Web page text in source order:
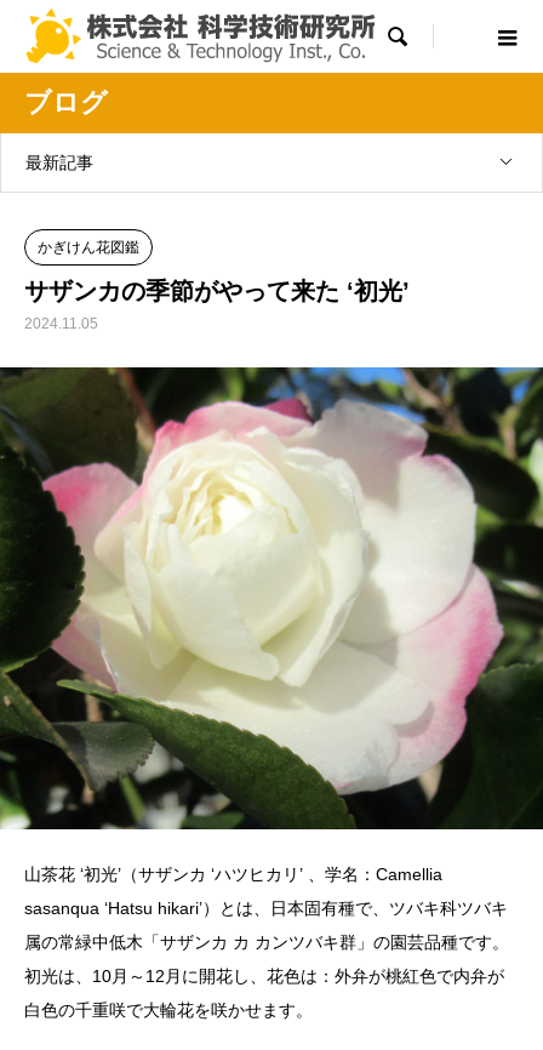

ブログ
最新記事
かぎけん花図鑑
サザンカの季節がやって来た ‘初光’
2024.11.05
山茶花 ‘初光’（サザンカ ‘ハツヒカリ’ 、学名：Camellia
sasanqua ‘Hatsu hikari’）とは、日本固有種で、ツバキ科ツバキ
属の常緑中低木「サザンカ カ カンツバキ群」の園芸品種です。
初光は、10月～12月に開花し、花色は：外弁が桃紅色で内弁が
白色の千重咲で大輪花を咲かせます。